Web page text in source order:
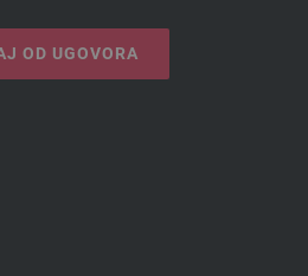
OD UGOVORA